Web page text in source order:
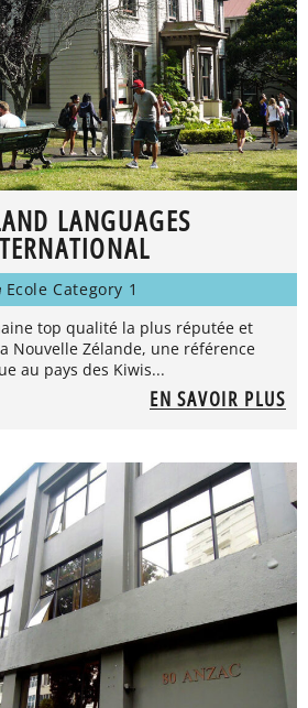
LANGUAGES
Ecole Category 1
top qualité la plus réputée et
Nouvelle Zélande, une référence
au pays des Kiwis...
EN SAVOIR PLUS